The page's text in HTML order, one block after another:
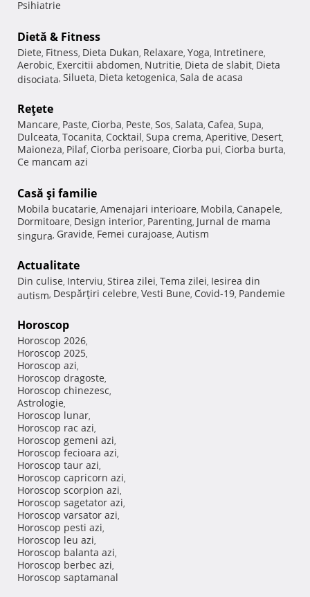
Psihiatrie
Dietă & Fitness
Diete, Fitness, Dieta Dukan, Relaxare, Yoga, Intretinere,
Aerobic, Exercitii abdomen, Nutritie, Dieta de slabit, Dieta
disociata, Silueta, Dieta ketogenica, Sala de acasa
Reţete
Mancare, Paste, Ciorba, Peste, Sos, Salata, Cafea, Supa,
Dulceata, Tocanita, Cocktail, Supa crema, Aperitive, Desert,
Maioneza, Pilaf, Ciorba perisoare, Ciorba pui, Ciorba burta,
Ce mancam azi
Casă şi familie
Mobila bucatarie, Amenajari interioare, Mobila, Canapele,
Dormitoare, Design interior, Parenting, Jurnal de mama
singura, Gravide, Femei curajoase, Autism
Actualitate
Din culise, Interviu, Stirea zilei, Tema zilei, Iesirea din
autism, Despărţiri celebre, Vesti Bune, Covid-19, Pandemie
Horoscop
Horoscop 2026,
Horoscop 2025,
Horoscop azi,
Horoscop dragoste,
Horoscop chinezesc,
Astrologie,
Horoscop lunar,
Horoscop rac azi,
Horoscop gemeni azi,
Horoscop fecioara azi,
Horoscop taur azi,
Horoscop capricorn azi,
Horoscop scorpion azi,
Horoscop sagetator azi,
Horoscop varsator azi,
Horoscop pesti azi,
Horoscop leu azi,
Horoscop balanta azi,
Horoscop berbec azi,
Horoscop saptamanal